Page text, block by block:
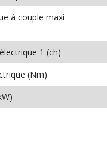
à couple maxi
1 (ch)
(Nm)